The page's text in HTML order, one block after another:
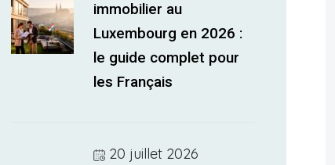
immobilier au
Luxembourg en 2026 :
le guide complet pour
les Français
20 juillet 2026